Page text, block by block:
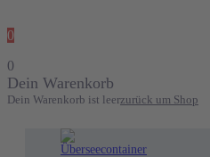
0
0
Dein Warenkorb
Dein Warenkorb ist leerzurück um Shop